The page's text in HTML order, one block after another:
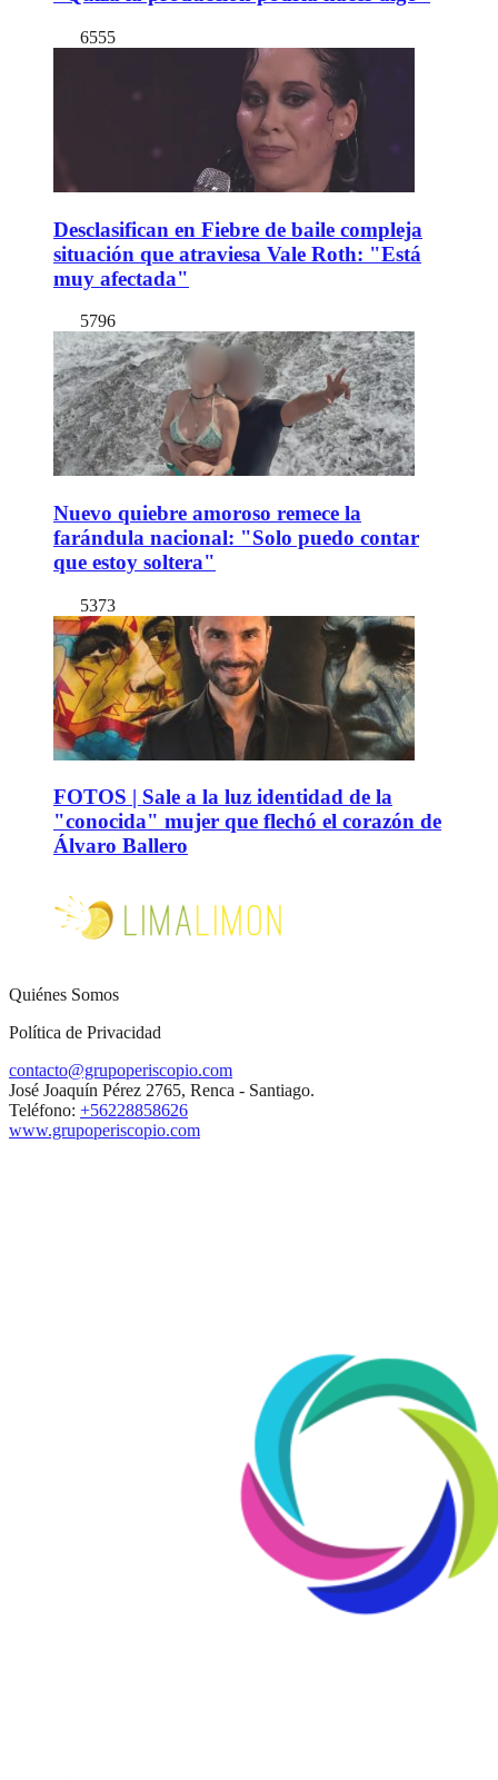
6555
Desclasifican en Fiebre de baile compleja
situación que atraviesa Vale Roth: "Está
muy afectada"
5796
Nuevo quiebre amoroso remece la
farándula nacional: "Solo puedo contar
que estoy soltera"
5373
FOTOS | Sale a la luz identidad de la
"conocida" mujer que flechó el corazón de
Álvaro Ballero
Quiénes Somos
Política de Privacidad
contacto@grupoperiscopio.com
José Joaquín Pérez 2765, Renca - Santiago.
Teléfono: +56228858626
www.grupoperiscopio.com